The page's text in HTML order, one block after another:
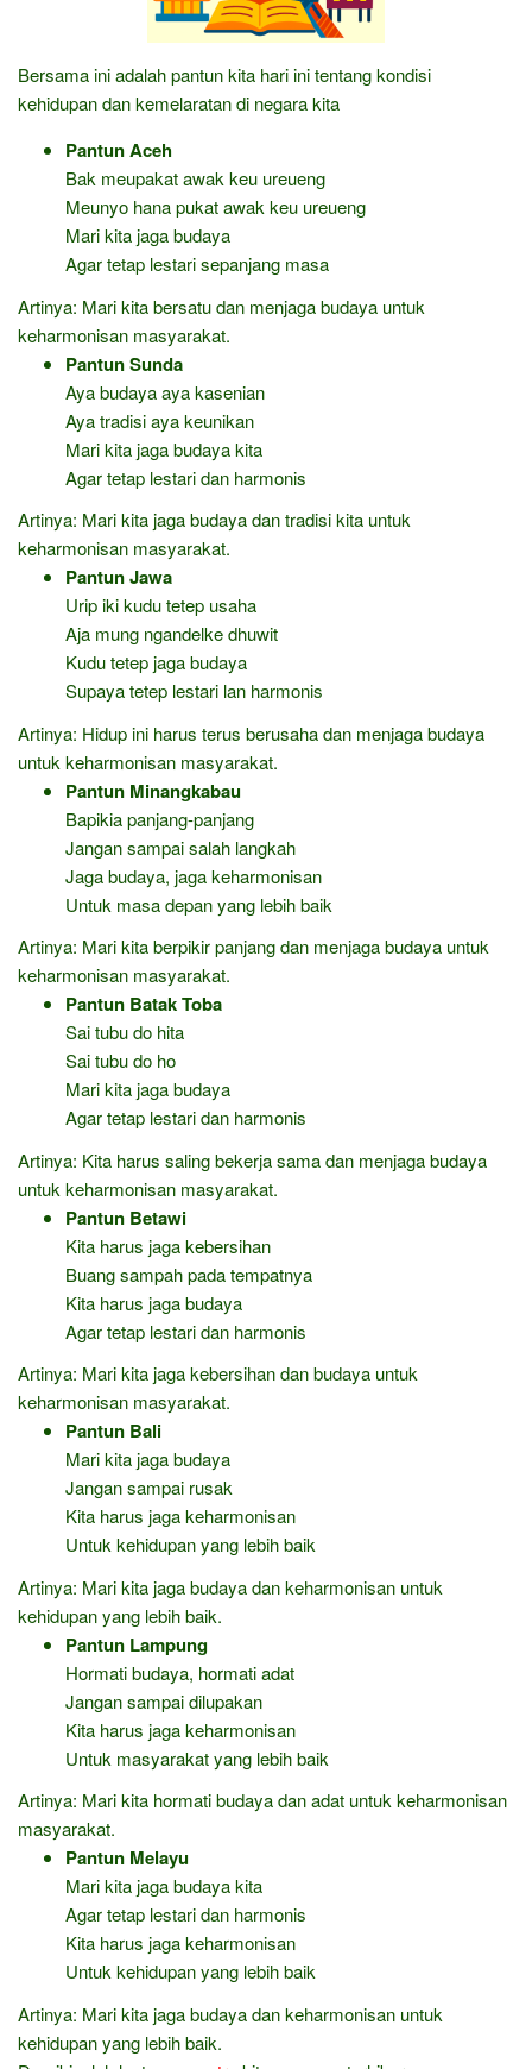
Bersama ini adalah pantun kita hari ini tentang kondisi
kehidupan dan kemelaratan di negara kita
Pantun Aceh
Bak meupakat awak keu ureueng
Meunyo hana pukat awak keu ureueng
Mari kita jaga budaya
Agar tetap lestari sepanjang masa
Artinya: Mari kita bersatu dan menjaga budaya untuk
keharmonisan masyarakat.
Pantun Sunda
Aya budaya aya kasenian
Aya tradisi aya keunikan
Mari kita jaga budaya kita
Agar tetap lestari dan harmonis
Artinya: Mari kita jaga budaya dan tradisi kita untuk
keharmonisan masyarakat.
Pantun Jawa
Urip iki kudu tetep usaha
Aja mung ngandelke dhuwit
Kudu tetep jaga budaya
Supaya tetep lestari lan harmonis
Artinya: Hidup ini harus terus berusaha dan menjaga budaya
untuk keharmonisan masyarakat.
Pantun Minangkabau
Bapikia panjang-panjang
Jangan sampai salah langkah
Jaga budaya, jaga keharmonisan
Untuk masa depan yang lebih baik
Artinya: Mari kita berpikir panjang dan menjaga budaya untuk
keharmonisan masyarakat.
Pantun Batak Toba
Sai tubu do hita
Sai tubu do ho
Mari kita jaga budaya
Agar tetap lestari dan harmonis
Artinya: Kita harus saling bekerja sama dan menjaga budaya
untuk keharmonisan masyarakat.
Pantun Betawi
Kita harus jaga kebersihan
Buang sampah pada tempatnya
Kita harus jaga budaya
Agar tetap lestari dan harmonis
Artinya: Mari kita jaga kebersihan dan budaya untuk
keharmonisan masyarakat.
Pantun Bali
Mari kita jaga budaya
Jangan sampai rusak
Kita harus jaga keharmonisan
Untuk kehidupan yang lebih baik
Artinya: Mari kita jaga budaya dan keharmonisan untuk
kehidupan yang lebih baik.
Pantun Lampung
Hormati budaya, hormati adat
Jangan sampai dilupakan
Kita harus jaga keharmonisan
Untuk masyarakat yang lebih baik
Artinya: Mari kita hormati budaya dan adat untuk keharmonisan
masyarakat.
Pantun Melayu
Mari kita jaga budaya kita
Agar tetap lestari dan harmonis
Kita harus jaga keharmonisan
Untuk kehidupan yang lebih baik
Artinya: Mari kita jaga budaya dan keharmonisan untuk
kehidupan yang lebih baik.